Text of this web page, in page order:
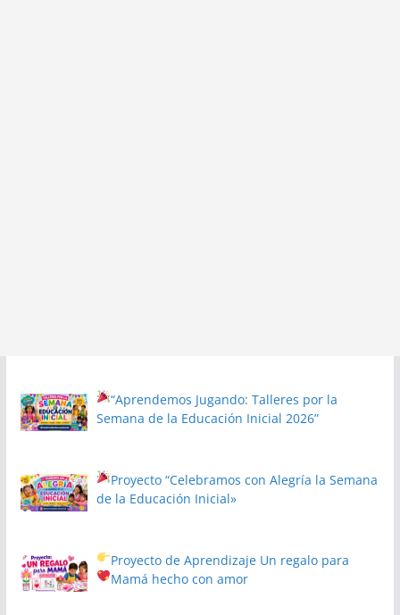
“Aprendemos Jugando: Talleres por la
Semana de la Educación Inicial 2026”
Proyecto“Celebramos con Alegría la Semana
de la Educación Inicial»
Proyecto de Aprendizaje Un regalo para
Mamá hecho con amor